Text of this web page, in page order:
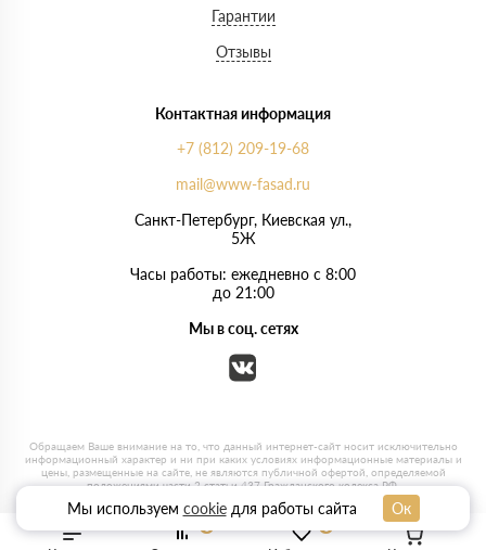
Гарантии
Отзывы
Контактная информация
+7 (812) 209-19-68
mail@www-fasad.ru
Санкт-Петербург, ​Киевская ул.,
5Ж
Часы работы: ежедневно с 8:00
до 21:00
Мы в соц. сетях
Мы используем cookieдля работы сайта Ок